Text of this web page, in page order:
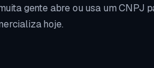
gente abre ou usa um CNPJ
hoje.